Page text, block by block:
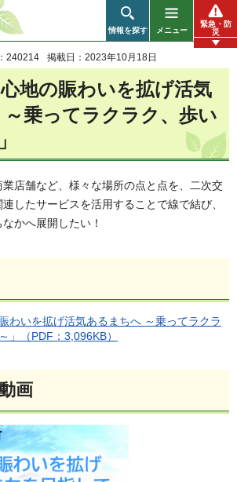
情報を探す メニュー
緊急・防
災
240214 掲載日：2023年10月18日
地の賑わいを拡げ活気
乗ってラクラク、歩い
店舗など、様々な場所の点と点を、二次交
したサービスを活用することで線で結び、
かへ展開したい！
わいを拡げ活気あるまちへ ～乗ってラクラ
」（PDF：3,096KB）
画